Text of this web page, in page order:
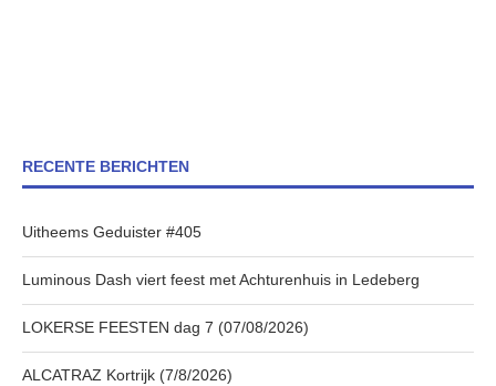
RECENTE BERICHTEN
Uitheems Geduister #405
Luminous Dash viert feest met Achturenhuis in Ledeberg
LOKERSE FEESTEN dag 7 (07/08/2026)
ALCATRAZ Kortrijk (7/8/2026)